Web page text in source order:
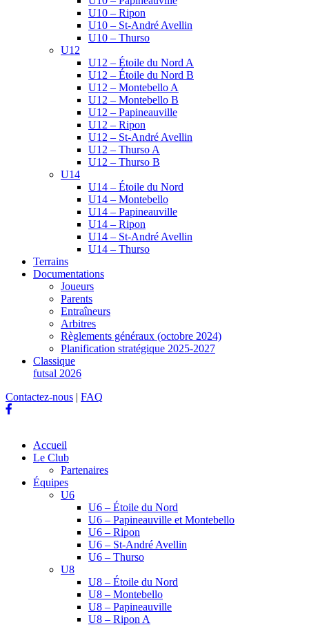
U10 – Ripon
U10 – St-André Avellin
U10 – Thurso
U12
U12 – Étoile du Nord A
U12 – Étoile du Nord B
U12 – Montebello A
U12 – Montebello B
U12 – Papineauville
U12 – Ripon
U12 – St-André Avellin
U12 – Thurso A
U12 – Thurso B
U14
U14 – Étoile du Nord
U14 – Montebello
U14 – Papineauville
U14 – Ripon
U14 – St-André Avellin
U14 – Thurso
Terrains
Documentations
Joueurs
Parents
Entraîneurs
Arbitres
Règlements généraux (octobre 2024)
Planification stratégique 2025-2027
Classique
futsal 2026
Contactez-nous | FAQ
Accueil
Le Club
Partenaires
Équipes
U6
U6 – Étoile du Nord
U6 – Papineauville et Montebello
U6 – Ripon
U6 – St-André Avellin
U6 – Thurso
U8
U8 – Étoile du Nord
U8 – Montebello
U8 – Papineauville
U8 – Ripon A